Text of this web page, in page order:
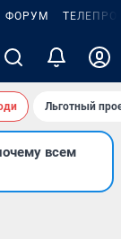
ФОРУМ
Льготный
всем